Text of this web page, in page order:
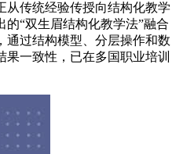
从传统经验传授向结构化教学
的“双生眉结构化教学法”融合
通过结构模型、分层操作和数
一致性，已在多国职业培训